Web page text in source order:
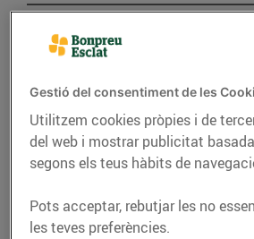
Gestió del consentiment de les
Utilitzem cookies pròpies i de
del web i mostrar publicitat
segons els teus hàbits de
Pots acceptar, rebutjar les no
les teves preferències.